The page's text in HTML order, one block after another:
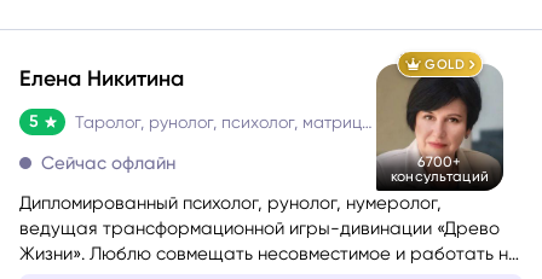
GOLD
6700+
консультаций
Елена Никитина
5
Сейчас офлайн
Дипломированный психолог, рунолог, нумеролог,
ведущая трансформационной игры-дивинации «Древо